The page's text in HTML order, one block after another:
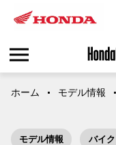
ホーム モデル情報
モデル情報 バイク